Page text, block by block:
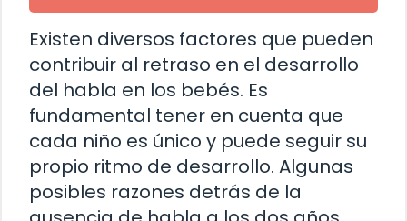
Existen diversos factores que pueden
contribuir al retraso en el desarrollo
del habla en los bebés. Es
fundamental tener en cuenta que
cada niño es único y puede seguir su
propio ritmo de desarrollo. Algunas
posibles razones detrás de la